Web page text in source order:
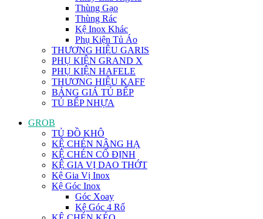
Thùng Gạo
Thùng Rác
Kệ Inox Khác
Phụ Kiện Tủ Áo
THƯƠNG HIỆU GARIS
PHỤ KIỆN GRAND X
PHỤ KIỆN HAFELE
THƯƠNG HIỆU KAFF
BẢNG GIÁ TỦ BẾP
TỦ BẾP NHỰA
GROB
TỦ ĐỒ KHÔ
KỆ CHÉN NÂNG HẠ
KỆ CHÉN CỐ ĐỊNH
KỆ GIA VỊ DAO THỚT
Kệ Gia Vị Inox
Kệ Góc Inox
Góc Xoay
Kệ Góc 4 Rổ